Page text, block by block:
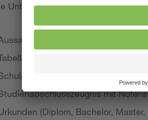
Unterlagen sollte Ihre Bewerbung
Anschreiben
Lebenslauf mit
und
mit
(Diplom, Bachelor, Master,